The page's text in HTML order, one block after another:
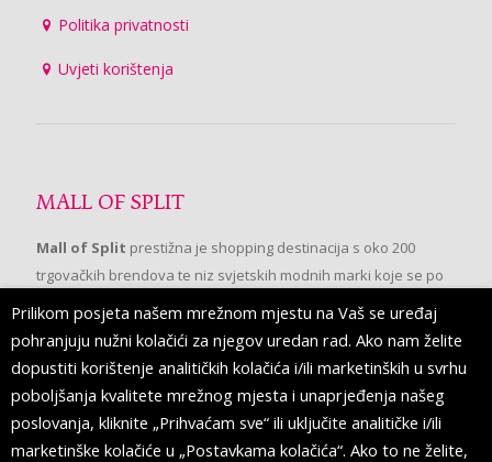
Politika privatnosti
Uvjeti korištenja
MALL OF SPLIT
Mall of Split prestižna je shopping destinacija s oko 200
trgovačkih brendova te niz svjetskih modnih marki koje se po
prvi put pojavljuju u Splitu.
PRATITE NAS
Prilikom posjeta našem mrežnom mjestu na Vaš se uređaj
pohranjuju nužni kolačići za njegov uredan rad. Ako nam želite
dopustiti korištenje analitičkih kolačića i/ili marketinških u svrhu
poboljšanja kvalitete mrežnog mjesta i unaprjeđenja našeg
poslovanja, kliknite „Prihvaćam sve“ ili uključite analitičke i/ili
marketinške kolačiće u „Postavkama kolačića“. Ako to ne želite,